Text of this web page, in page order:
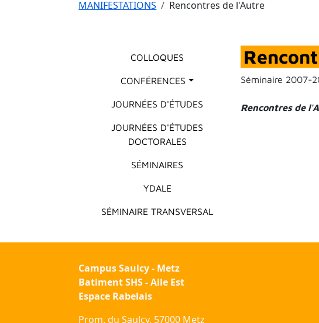
Fil d'Ariane
MANIFESTATIONS Rencontres de l'Autre
Menu principal
COLLOQUES
CONFÉRENCES
JOURNÉES D'ÉTUDES
JOURNÉES D'ÉTUDES
DOCTORALES
SÉMINAIRES
YDALE
SÉMINAIRE TRANSVERSAL
Séminaire 2007-
Rencontres de
Campus Saulcy - Metz
Batiment SHS - Aile Est
Espace Rabelais
Prom. du Saulcy, 57000 Metz